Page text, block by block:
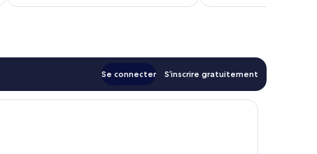
Se connecter S’inscrire gratuitement